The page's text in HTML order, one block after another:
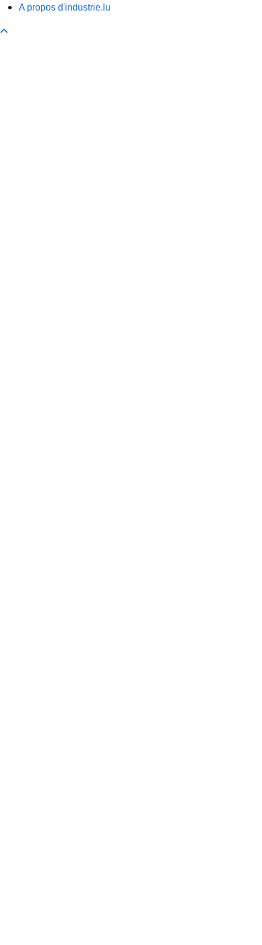
A propos d'industrie.lu